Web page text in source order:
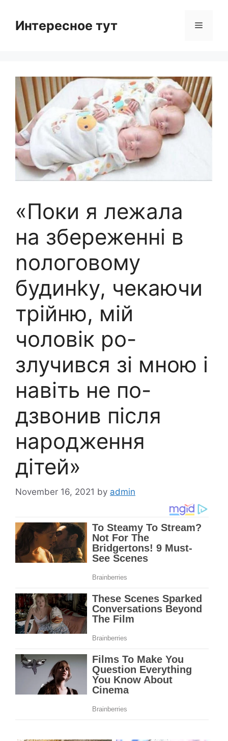
contentИнтересное тут Menu
«Поки я лежала
на збереженні в
nологовому
будинkу, чекаючи
трійню, мій
чоловік ро-
злучився зі мною і
навіть не по-
дзвонив після
народження
дітей»
November 16, 2021 by admin